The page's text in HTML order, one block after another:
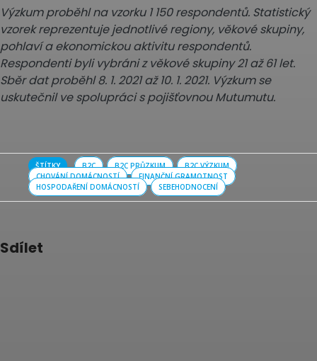
Výzkum proběhl na vzorku 1 150 respondentů. Statistický
vzorek reprezentuje jednotlivé regiony, věkové skupiny,
pohlaví a ekonomickou aktivitu respondentů.
Respondenti byli vybráni z věkové skupiny 21 až 61 let.
Sběr dat proběhl 8. 1. 2021 až 10. 1. 2021. Výzkum se
uskutečnil ve spolupráci s pojišťovnou Mutumutu.
ŠTÍTKY B2C B2C PRŮZKUM
B2C VÝZKUM
CHOVÁNÍ DOMÁCNOSTÍ
FINANČNÍ GRAMOTNOST
HOSPODAŘENÍ DOMÁCNOSTÍ
SEBEHODNOCENÍ
Sdílet